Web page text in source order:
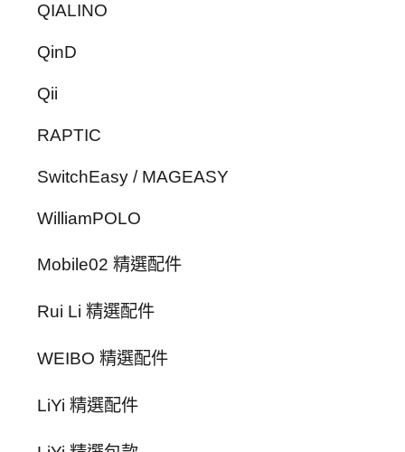
QIALINO
QinD
Qii
RAPTIC
SwitchEasy / MAGEASY
WilliamPOLO
Mobile02 精選配件
Rui Li 精選配件
WEIBO 精選配件
LiYi 精選配件